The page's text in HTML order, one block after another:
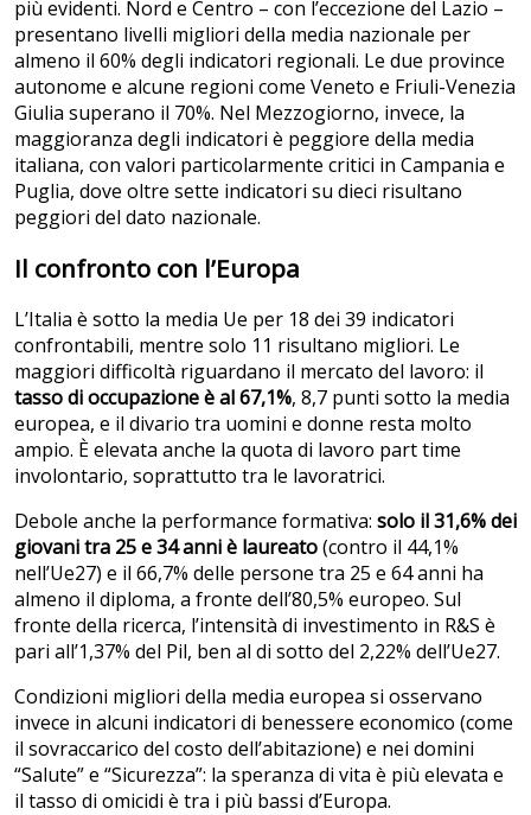
più evidenti. Nord e Centro – con l’eccezione del Lazio –
presentano livelli migliori della media nazionale per
almeno il 60% degli indicatori regionali. Le due province
autonome e alcune regioni come Veneto e Friuli-Venezia
Giulia superano il 70%. Nel Mezzogiorno, invece, la
maggioranza degli indicatori è peggiore della media
italiana, con valori particolarmente critici in Campania e
Puglia, dove oltre sette indicatori su dieci risultano
peggiori del dato nazionale.
Il confronto con l’Europa
L’Italia è sotto la media Ue per 18 dei 39 indicatori
confrontabili, mentre solo 11 risultano migliori. Le
maggiori difficoltà riguardano il mercato del lavoro: il
tasso di occupazione è al 67,1%, 8,7 punti sotto la media
europea, e il divario tra uomini e donne resta molto
ampio. È elevata anche la quota di lavoro part time
involontario, soprattutto tra le lavoratrici.
Debole anche la performance formativa: solo il 31,6% dei
giovani tra 25 e 34 anni è laureato(contro il 44,1%
nell’Ue27) e il 66,7% delle persone tra 25 e 64 anni ha
almeno il diploma, a fronte dell’80,5% europeo. Sul
fronte della ricerca, l’intensità di investimento in R&S è
pari all’1,37% del Pil, ben al di sotto del 2,22% dell’Ue27.
Condizioni migliori della media europea si osservano
invece in alcuni indicatori di benessere economico (come
il sovraccarico del costo dell’abitazione) e nei domini
“Salute” e “Sicurezza”: la speranza di vita è più elevata e
il tasso di omicidi è tra i più bassi d’Europa.